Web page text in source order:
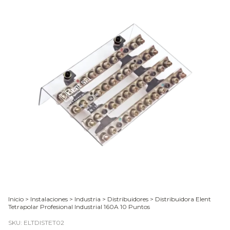
Inicio > Instalaciones > Industria > Distribuidores > Distribuidora Elent
Tetrapolar Profesional Industrial 160A 10 Puntos
SKU: ELTDISTET02